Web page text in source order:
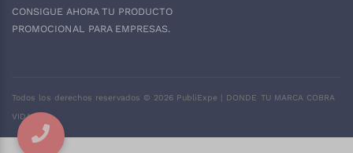
CONSIGUE AHORA TU PRODUCTO
PROMOCIONAL PARA EMPRESAS.
Todos los derechos reservados © 2026 PubliExpe | DONDE TU MARCA COBRA
VIDA